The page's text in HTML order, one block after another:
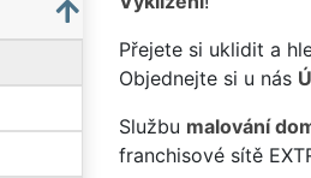
Přejete si uklidit a
Objednejte si u nás
Službu malování
franchisové sítě